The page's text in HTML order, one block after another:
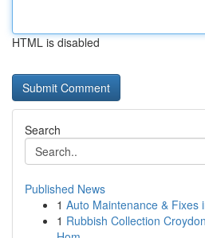
HTML is disabled
Search
Published News
1 Auto Maintenance & Fixes
1 Rubbish Collection